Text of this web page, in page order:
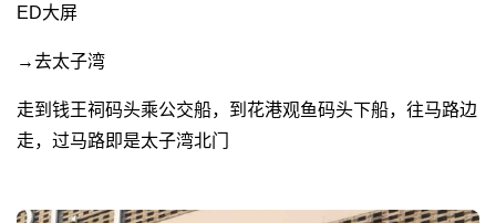
ED大屏
→去太子湾
走到钱王祠码头乘公交船，到花港观鱼码头下船，往马路边
走，过马路即是太子湾北门